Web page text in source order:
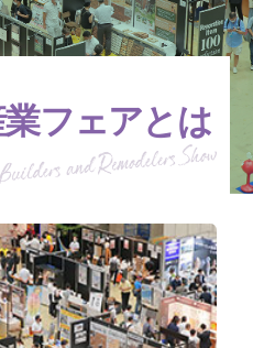
フェアとは